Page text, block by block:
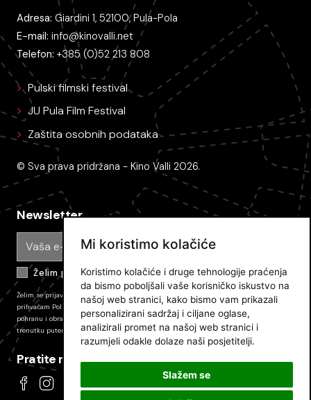
Mi koristimo kolačiće
Koristimo kolačiće i druge tehnologije praćenja
da bismo poboljšali vaše korisničko iskustvo na
našoj web stranici, kako bismo vam prikazali
personalizirani sadržaj i ciljane oglase,
analizirali promet na našoj web stranici i
razumjeli odakle dolaze naši posjetitelji.
Slažem se
Adresa: Giardini 1, 52100, Pula-Pola
E-mail: info@kinovalli.net
Telefon: +385 (0)52 213 808
Pulski filmski festival
JU Pula Film Festival
Zaštita osobnih podataka
© Sva prava pridržana - Kino Valli 2026.
Newsletter
Želim primati e-mail obavijesti
Želim se prijaviti na newsletter Pulskog filmskog festivala i primati novosti. Prijavom
prihvaćam Politiku zaštite privatnosti JU PFF i dajem svoj pristanak na prikupljanje,
pohranu i obradu podataka koli su tamo opisani. Pretplatu mozete odjaviti u bilo kojem
trenutku putem poveznice u e-mailu.
Pratite nas